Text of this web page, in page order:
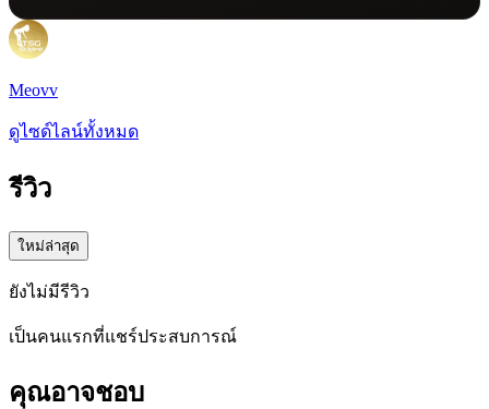
Meovv
ดูไซด์ไลน์ทั้งหมด
รีวิว
ใหม่ล่าสุด
ยังไม่มีรีวิว
เป็นคนแรกที่แชร์ประสบการณ์
คุณอาจชอบ